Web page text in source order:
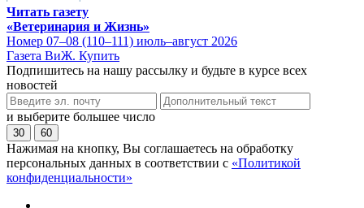
Читать газету
«Ветеринария и Жизнь»
Номер 07–08 (110–111) июль–август 2026
Газета ВиЖ. Купить
Подпишитесь на нашу рассылку и будьте в курсе всех
новостей
и выберите большее число
30 60
Нажимая на кнопку, Вы соглашаетесь на обработку
персональных данных в соответствии с «Политикой
конфиденциальности»